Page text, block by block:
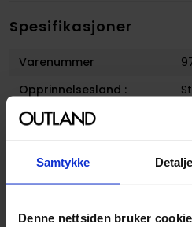
Samtykke
Denne nettsiden bruker
Spesifikasjoner
Varenummer
Opprinnelsesland :
Format
Sjanger